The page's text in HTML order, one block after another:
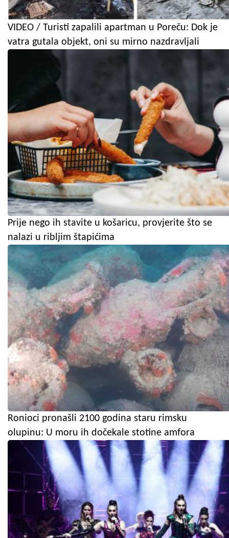
VIDEO / Turisti zapalili apartman u Poreču: Dok je
vatra gutala objekt, oni su mirno nazdravljali
Prije nego ih stavite u košaricu, provjerite što se
nalazi u ribljim štapićima
Ronioci pronašli 2100 godina staru rimsku
olupinu: U moru ih dočekale stotine amfora